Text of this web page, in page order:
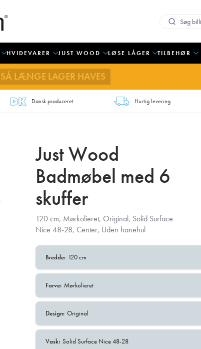
HVIDEVARER JUST WOOD LØSE LÅGER TILBEHØR
SÅ LÆNGE LAGER HAVES
Dansk produceret Hurtig levering
Just Wood
Badmøbel med 6
skuffer
120 cm, Mørkolieret, Original, Solid Surface
Nice 48-28, Center, Uden hanehul
Bredde: 120 cm
Farve: Mørkolieret
Design: Original
Vask: Solid Surface Nice 48-28